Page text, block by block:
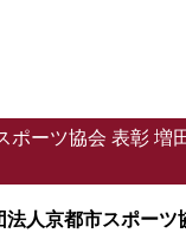
ポーツ協会 表彰 増
法人京都市スポー